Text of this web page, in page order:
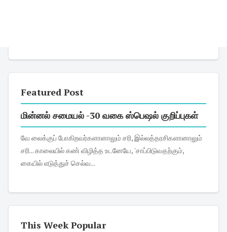
Featured Post
மின்னல் சமையல் -30 வகை ஸ்பெஷல் குறிப்புகள்
வே லைக்குப் போகிறவர்களானாலும் சரி, இல்லத்தரசிகளானாலும்
சரி... காலையில் கண் விழித்த உடனேயே, 'சாப்பிடுவதற்கும்,
கையில் எடுத்துச் செல்வ...
This Week Popular